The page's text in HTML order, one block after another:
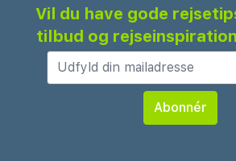
Vil du have gode
tilbud og